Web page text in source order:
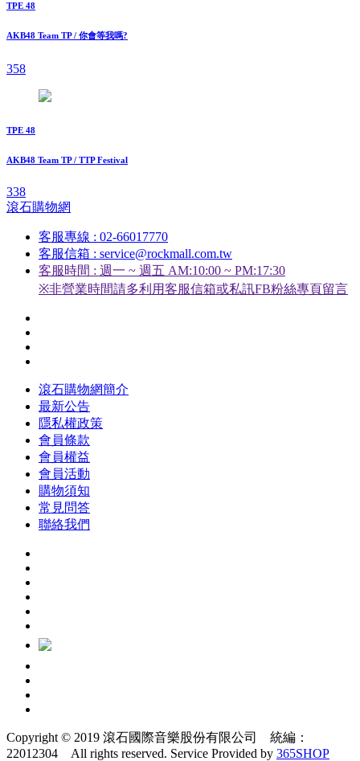
TPE 48
AKB48 Team TP / 你會等我嗎?
358
TPE 48
AKB48 Team TP / TTP Festival
338
滾石購物網
客服專線 : 02-66017770
客服信箱 : service@rockmall.com.tw
客服時間 : 週一 ~ 週五 AM:10:00 ~ PM:17:30
※非營業時間請多利用客服信箱或私訊FB粉絲專頁留言
滾石購物網簡介
最新公告
隱私權政策
會員條款
會員權益
會員活動
購物須知
常見問答
聯絡我們
Copyright © 2019 滾石國際音樂股份有限公司 統編：
22012304 All rights reserved. Service Provided by 365SHOP